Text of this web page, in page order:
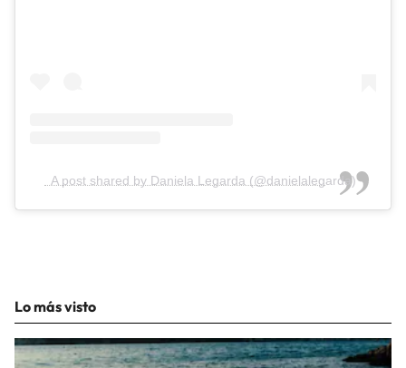
A post shared by Daniela Legarda (@danielalegarda)
Lo más visto